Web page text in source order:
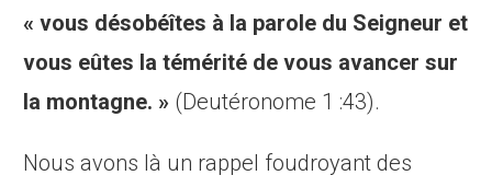
« vous désobéîtes à la parole du Seigneur et
vous eûtes la témérité de vous avancer sur
la montagne. » (Deutéronome 1 :43).
Nous avons là un rappel foudroyant des